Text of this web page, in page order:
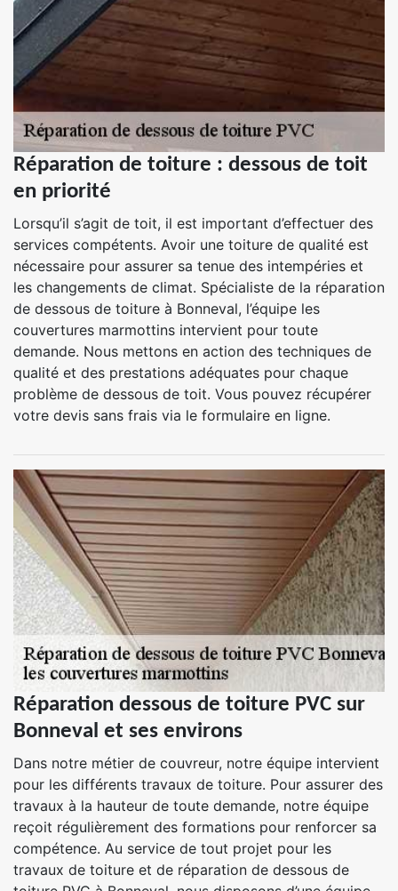
Réparation de toiture : dessous de toit
en priorité
Lorsqu’il s’agit de toit, il est important d’effectuer des
services compétents. Avoir une toiture de qualité est
nécessaire pour assurer sa tenue des intempéries et
les changements de climat. Spécialiste de la réparation
de dessous de toiture à Bonneval, l’équipe les
couvertures marmottins intervient pour toute
demande. Nous mettons en action des techniques de
qualité et des prestations adéquates pour chaque
problème de dessous de toit. Vous pouvez récupérer
votre devis sans frais via le formulaire en ligne.
Réparation dessous de toiture PVC sur
Bonneval et ses environs
Dans notre métier de couvreur, notre équipe intervient
pour les différents travaux de toiture. Pour assurer des
travaux à la hauteur de toute demande, notre équipe
reçoit régulièrement des formations pour renforcer sa
compétence. Au service de tout projet pour les
travaux de toiture et de réparation de dessous de